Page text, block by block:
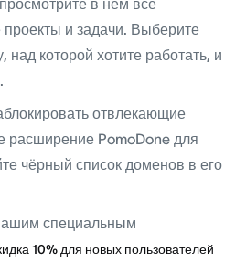
в нём все
и задачи. Выберите
над которой хотите работать, и
отвлекающие
расширение PomoDone для
чёрный список доменов в его
специальным
10% для новых пользователей